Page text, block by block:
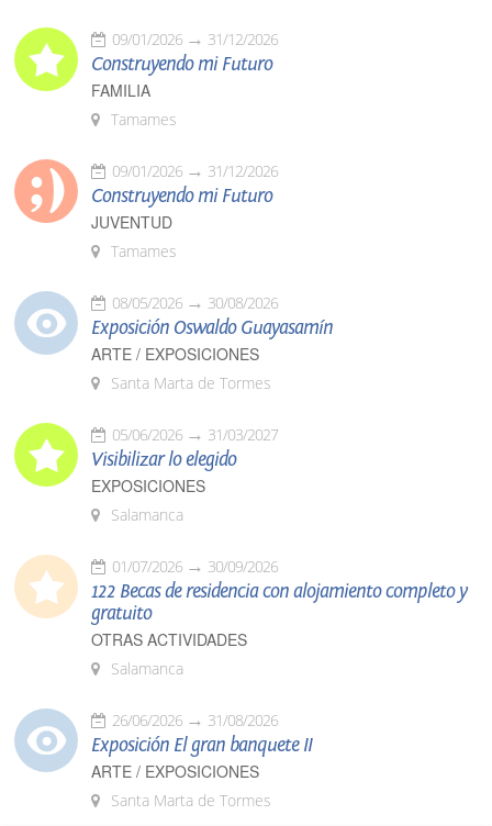
09/01/2026 31/12/2026
Construyendo mi Futuro
FAMILIA
Tamames
09/01/2026 31/12/2026
Construyendo mi Futuro
JUVENTUD
Tamames
08/05/2026 30/08/2026
Exposición Oswaldo Guayasamín
ARTE / EXPOSICIONES
Santa Marta de Tormes
05/06/2026 31/03/2027
Visibilizar lo elegido
EXPOSICIONES
Salamanca
01/07/2026 30/09/2026
122 Becas de residencia con alojamiento completo y
gratuito
OTRAS ACTIVIDADES
Salamanca
26/06/2026 31/08/2026
Exposición El gran banquete II
ARTE / EXPOSICIONES
Santa Marta de Tormes